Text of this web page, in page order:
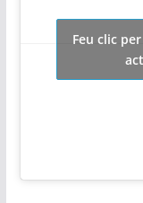
Feu clic